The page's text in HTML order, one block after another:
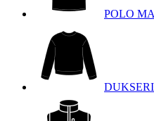
POLO